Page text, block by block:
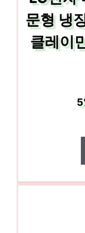
문형 냉
클레이